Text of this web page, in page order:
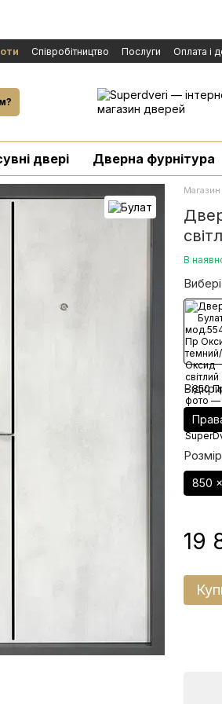
Cпівробітництво Послуги Оплата і
оферти
Бренди
Новини
двері Дверна фурнітура
В
850
19